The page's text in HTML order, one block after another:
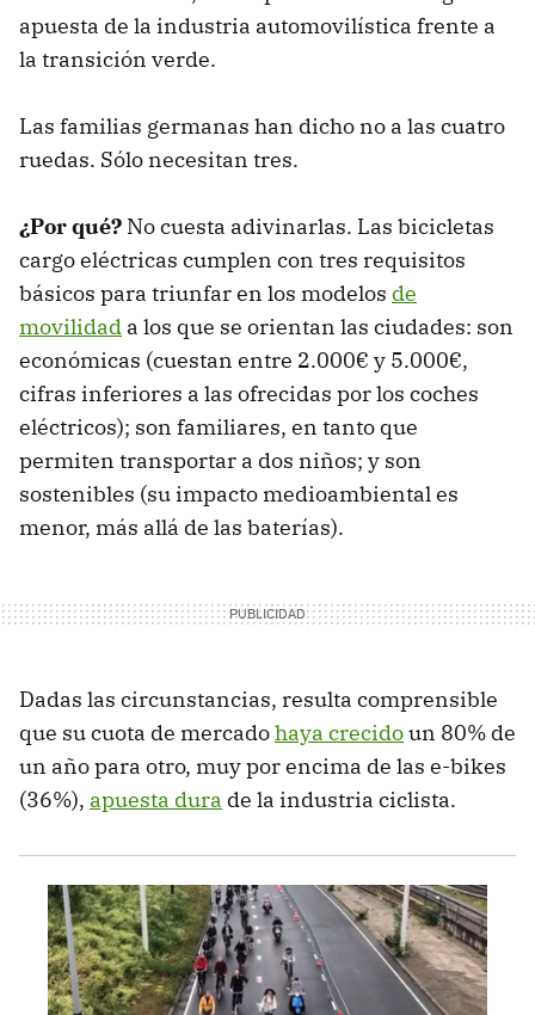
apuesta de la industria automovilística frente a
la transición verde.
Las familias germanas han dicho no a las cuatro
ruedas. Sólo necesitan tres.
¿Por qué? No cuesta adivinarlas. Las bicicletas
cargo eléctricas cumplen con tres requisitos
básicos para triunfar en los modelos de
movilidad a los que se orientan las ciudades: son
económicas (cuestan entre 2.000€ y 5.000€,
cifras inferiores a las ofrecidas por los coches
eléctricos); son familiares, en tanto que
permiten transportar a dos niños; y son
sostenibles (su impacto medioambiental es
menor, más allá de las baterías).
Dadas las circunstancias, resulta comprensible
que su cuota de mercadohaya crecidoun 80% de
un año para otro, muy por encima de las e-bikes
(36%), apuesta dura de la industria ciclista.